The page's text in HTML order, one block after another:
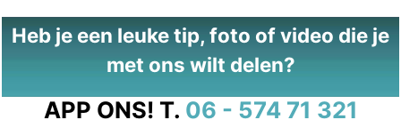
Heb je een leuke tip, foto of video die je
met ons wilt delen?
APP ONS! T. 06 - 574 71 321